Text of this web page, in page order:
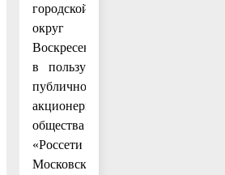
городской
округ
Воскресенск,
в пользу
публичного
акционерного
общества
«Россети
Московский